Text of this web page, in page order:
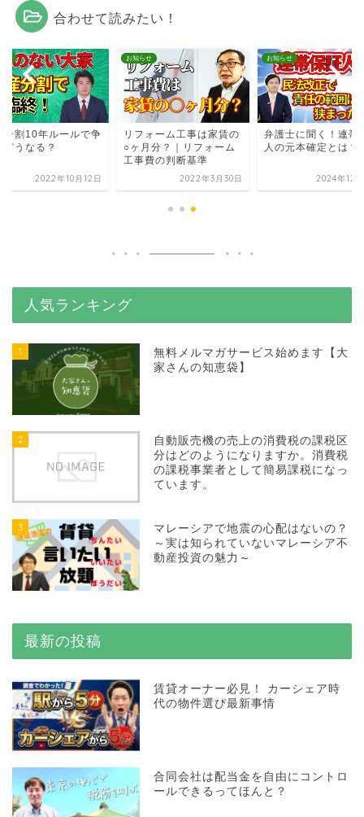
合わせて読みたい！
分割10年ルールで争
どうなる？
2022年10月12日
お知らせ
リフォーム工事は家賃の
○ヶ月分？｜リフォーム
工事費の判断基準
2022年3月30日
お知らせ
弁護士に聞く！連帯
人の元本確定とは？
2024年12
人気ランキング
1
無料メルマガサービス始めます【大
家さんの知恵袋】
2
自動販売機の売上の消費税の課税区
分はどのようになりますか。消費税
の課税事業者として簡易課税になっ
ています。
3
マレーシアで地震の心配はないの？
～実は知られていないマレーシア不
動産投資の魅力～
最新の投稿
賃貸オーナー必見！ カーシェア時
代の物件選び最新事情
合同会社は配当金を自由にコントロ
ールできるってほんと？